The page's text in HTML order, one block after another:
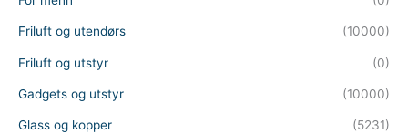
Friluft og utendørs (10000)
Friluft og utstyr (0)
Gadgets og utstyr (10000)
Glass og kopper (5231)